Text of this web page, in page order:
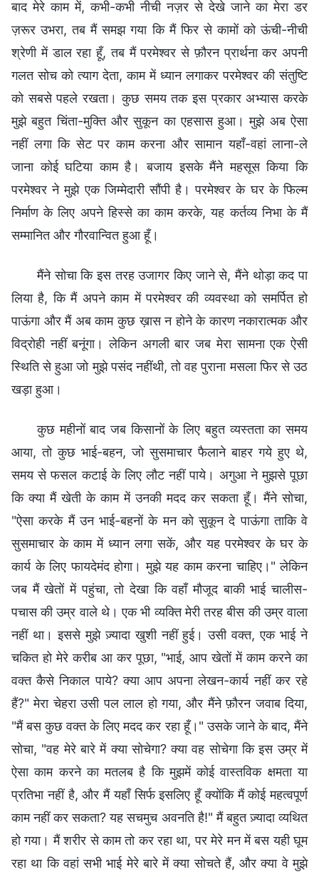
बाद मेरे काम में, कभी-कभी नीची नज़र से देखे जाने का मेरा डर
ज़रूर उभरा, तब मैं समझ गया कि मैं फिर से कामों को ऊंची-नीची
श्रेणी में डाल रहा हूँ, तब मैं परमेश्वर से फ़ौरन प्रार्थना कर अपनी
गलत सोच को त्याग देता, काम में ध्यान लगाकर परमेश्वर की संतुष्टि
को सबसे पहले रखता। कुछ समय तक इस प्रकार अभ्यास करके
मुझे बहुत चिंता-मुक्ति और सुकून का एहसास हुआ। मुझे अब ऐसा
नहीं लगा कि सेट पर काम करना और सामान यहाँ-वहां लाना-ले
जाना कोई घटिया काम है। बजाय इसके मैंने महसूस किया कि
परमेश्वर ने मुझे एक जिम्मेदारी सौंपी है। परमेश्वर के घर के फिल्म
निर्माण के लिए अपने हिस्से का काम करके, यह कर्तव्य निभा के मैं
सम्मानित और गौरवान्वित हुआ हूँ।
मैंने सोचा कि इस तरह उजागर किए जाने से, मैंने थोड़ा कद पा
लिया है, कि मैं अपने काम में परमेश्वर की व्यवस्था को समर्पित हो
पाऊंगा और मैं अब काम कुछ ख़ास न होने के कारण नकारात्मक और
विद्रोही नहीं बनूंगा। लेकिन अगली बार जब मेरा सामना एक ऐसी
स्थिति से हुआ जो मुझे पसंद नहींथी, तो वह पुराना मसला फिर से उठ
खड़ा हुआ।
कुछ महीनों बाद जब किसानों के लिए बहुत व्यस्तता का समय
आया, तो कुछ भाई-बहन, जो सुसमाचार फैलाने बाहर गये हुए थे,
समय से फसल कटाई के लिए लौट नहीं पाये। अगुआ ने मुझसे पूछा
कि क्या मैं खेती के काम में उनकी मदद कर सकता हूँ। मैंने सोचा,
"ऐसा करके मैं उन भाई-बहनों के मन को सुकून दे पाऊंगा ताकि वे
सुसमाचार के काम में ध्यान लगा सकें, और यह परमेश्वर के घर के
कार्य के लिए फायदेमंद होगा। मुझे यह काम करना चाहिए।" लेकिन
जब मैं खेतों में पहुंचा, तो देखा कि वहाँ मौजूद बाकी भाई चालीस-
पचास की उम्र वाले थे। एक भी व्यक्ति मेरी तरह बीस की उम्र वाला
नहीं था। इससे मुझे ज़्यादा खुशी नहीं हुई। उसी वक्त, एक भाई ने
चकित हो मेरे करीब आ कर पूछा, "भाई, आप खेतों में काम करने का
वक्त कैसे निकाल पाये? क्या आप अपना लेखन-कार्य नहीं कर रहे
हैं?" मेरा चेहरा उसी पल लाल हो गया, और मैंने फ़ौरन जवाब दिया,
"मैं बस कुछ वक्त के लिए मदद कर रहा हूँ।" उसके जाने के बाद, मैंने
सोचा, "वह मेरे बारे में क्या सोचेगा? क्या वह सोचेगा कि इस उम्र में
ऐसा काम करने का मतलब है कि मुझमें कोई वास्तविक क्षमता या
प्रतिभा नहीं है, और मैं यहाँ सिर्फ इसलिए हूँ क्योंकि मैं कोई महत्वपूर्ण
काम नहीं कर सकता? यह सचमुच अवनति है!" मैं बहुत ज़्यादा व्यथित
हो गया। मैं शरीर से काम तो कर रहा था, पर मेरे मन में बस यही घूम
रहा था कि वहां सभी भाई मेरे बारे में क्या सोचते हैं, और क्या वे मुझे